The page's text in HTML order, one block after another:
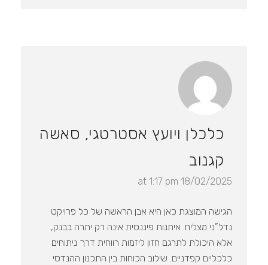
כלכלן ויועץ אסטרטגי, סאשה
קגנוב
18/02/2025 at 1:17 pm
הגישה המוצגת כאן היא אבן הראשה של כל פרויקט
נדל”ני מצליח. איתנות פיננסית אינה רק יתרה בבנק,
אלא היכולת לתרגם חזון ליזמות רווחית דרך ניתוחים
כלכליים קפדניים. שילוב הכוחות בין התכנון ההנדסי